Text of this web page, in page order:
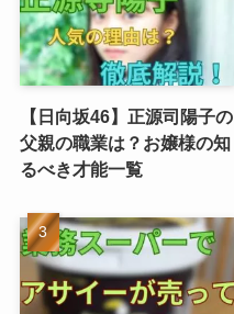
【日向坂46】正源司陽子の
父親の職業は？お嬢様の知
るべき才能一覧